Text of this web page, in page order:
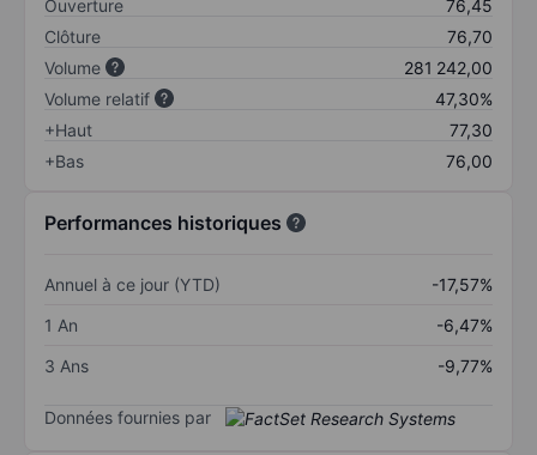
Ouverture
76,45
Clôture
76,70
Volume
281 242,00
Volume relatif
47,30%
+Haut
77,30
+Bas
76,00
Performances historiques
Annuel à ce jour (YTD)
-17,57%
1 An
-6,47%
3 Ans
-9,77%
Données fournies par